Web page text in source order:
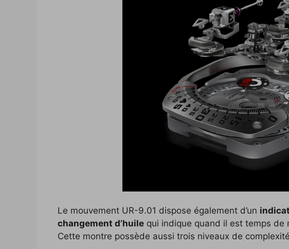
Le mouvement UR-9.01 dispose également d’un
changement d’huile qui indique quand il est temps de
Cette montre possède aussi trois niveaux de